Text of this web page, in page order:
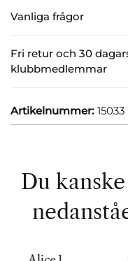
Vanliga frågor
Fri retur och 30
klubbmedlemmar
Artikelnummer: 15033
Du